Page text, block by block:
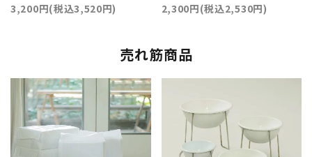
3,200円(税込3,520円)
2,300円(税込2,530円)
売れ筋商品